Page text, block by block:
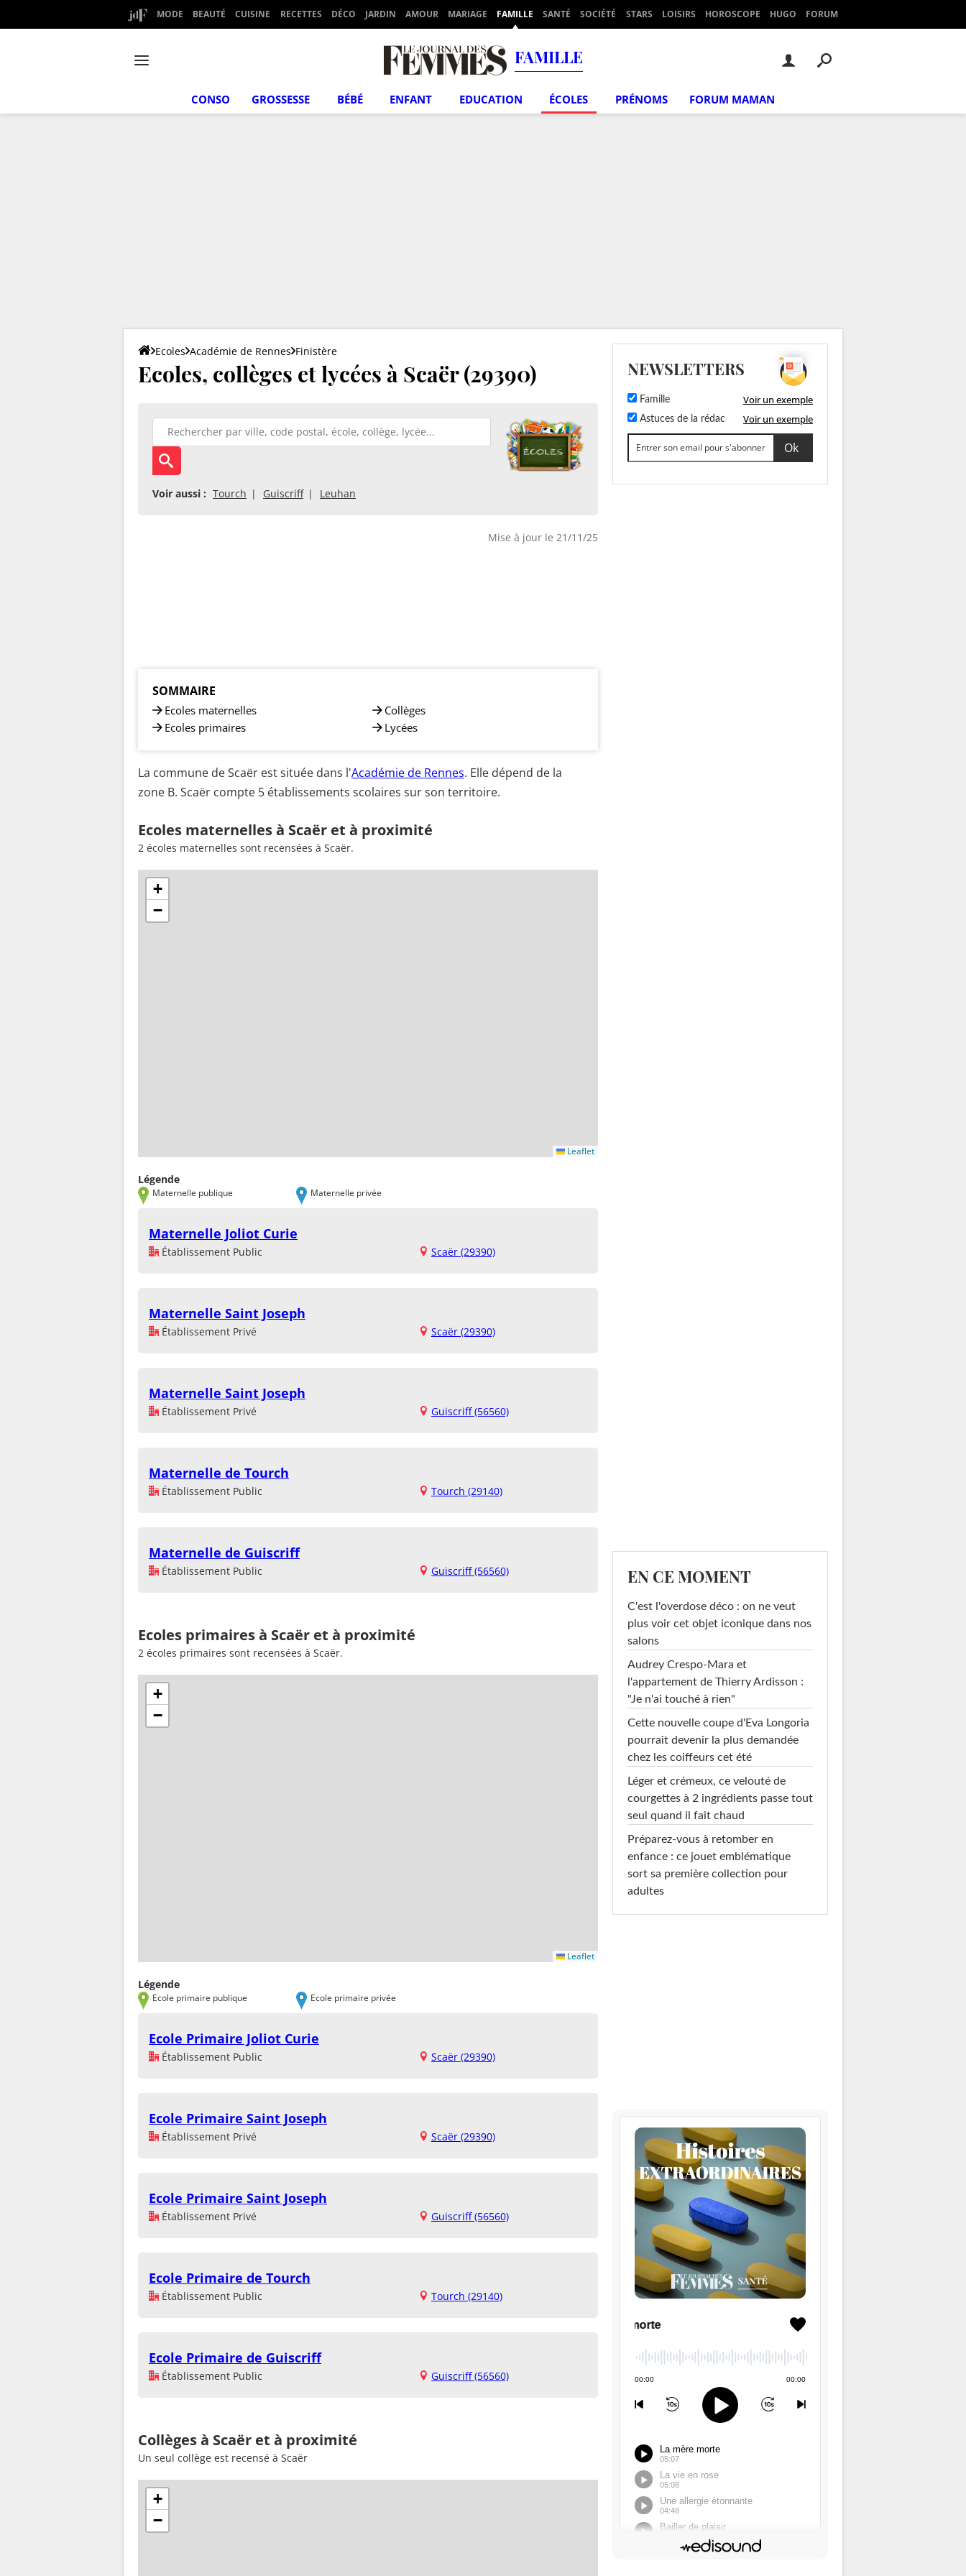
MODE BEAUTÉ CUISINE RECETTES DÉCO JARDIN AMOUR MARIAGE FAMILLE SANTÉ SOCIÉTÉ STARS LOISIRS HOROSCOPE HUGO FORUM
FAMILLE
CONSO GROSSESSE BÉBÉ ENFANT EDUCATION ÉCOLES PRÉNOMS FORUM MAMAN
Ecoles Académie de Rennes Finistère
Ecoles, collèges et lycées à Scaër (29390)
Voir aussi : Tourch Guiscriff Leuhan
Mise à jour le 21/11/25
SOMMAIRE
Ecoles maternelles
Ecoles primaires
Collèges
Lycées
La commune de Scaër est située dans l'Académie de Rennes. Elle dépend de la
zone B. Scaër compte 5 établissements scolaires sur son territoire.
Ecoles maternelles à Scaër et à proximité
2 écoles maternelles sont recensées à Scaër.
+
−
Leaflet
Légende
Maternelle publique Maternelle privée
Maternelle Joliot Curie
Établissement Public Scaër (29390)
Maternelle Saint Joseph
Établissement Privé Scaër (29390)
Maternelle Saint Joseph
Établissement Privé Guiscriff (56560)
Maternelle de Tourch
Établissement Public Tourch (29140)
Maternelle de Guiscriff
Établissement Public Guiscriff (56560)
Ecoles primaires à Scaër et à proximité
2 écoles primaires sont recensées à Scaër.
+
−
Leaflet
Légende
Ecole primaire publique Ecole primaire privée
Ecole Primaire Joliot Curie
Établissement Public Scaër (29390)
Ecole Primaire Saint Joseph
Établissement Privé Scaër (29390)
Ecole Primaire Saint Joseph
Établissement Privé Guiscriff (56560)
Ecole Primaire de Tourch
Établissement Public Tourch (29140)
Ecole Primaire de Guiscriff
Établissement Public Guiscriff (56560)
Collèges à Scaër et à proximité
Un seul collège est recensé à Scaër
+
−
NEWSLETTERS
Famille Voir un exemple
Astuces de la rédac Voir un exemple
EN CE MOMENT
C'est l'overdose déco : on ne veut
plus voir cet objet iconique dans nos
salons
Audrey Crespo-Mara et
l'appartement de Thierry Ardisson :
"Je n'ai touché à rien"
Cette nouvelle coupe d'Eva Longoria
pourrait devenir la plus demandée
chez les coiffeurs cet été
Léger et crémeux, ce velouté de
courgettes à 2 ingrédients passe tout
seul quand il fait chaud
Préparez-vous à retomber en
enfance : ce jouet emblématique
sort sa première collection pour
adultes